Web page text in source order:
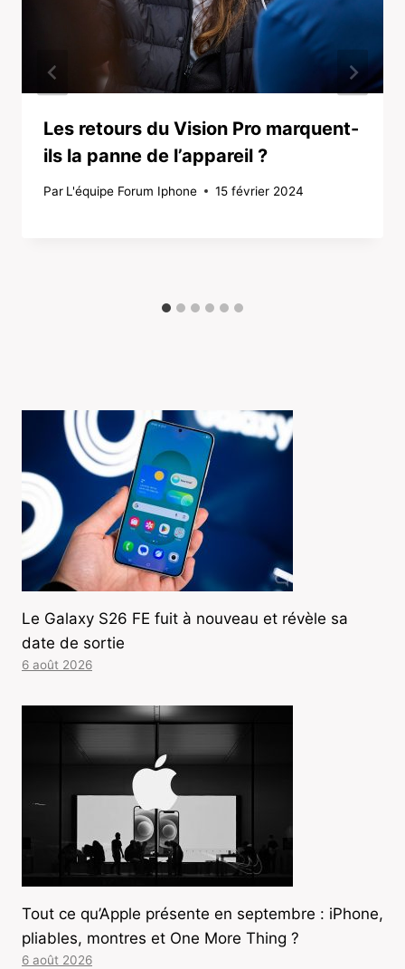
Les retours du Vision Pro marquent-
ils la panne de l’appareil ?
Par L'équipe Forum Iphone 15 février 2024
Le Galaxy S26 FE fuit à nouveau et révèle sa
date de sortie
6 août 2026
Tout ce qu’Apple présente en septembre : iPhone,
pliables, montres et One More Thing ?
6 août 2026